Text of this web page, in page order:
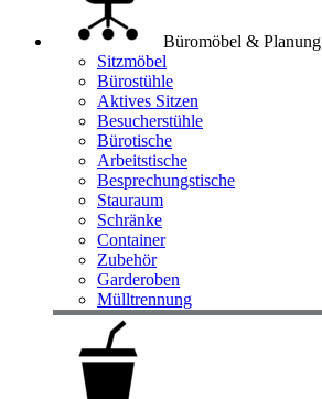
Büromöbel & Planung
Sitzmöbel
Bürostühle
Aktives Sitzen
Besucherstühle
Bürotische
Arbeitstische
Besprechungstische
Stauraum
Schränke
Container
Zubehör
Garderoben
Mülltrennung